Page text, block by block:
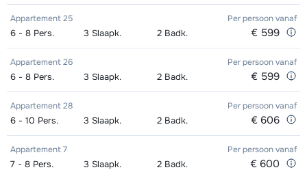
Zilver (Evolution) Schoenen (8
dagen)
afhankelijk
van week
Mini Kid Ski's + Stokken (8 dagen)
afhankelijk
van week
Mini Kid Schoenen (8 dagen)
afhankelijk
middags - Gemiddeld (1-3 weken)
Groepsles ski Volwassene 's
middags- Gevorderd (min. 3 weken)
van week
Groepsles ski Kind (5 - 13 jaar) 's
middags - Beginner (0-1 week)
afhankelijk
van week
Groepsles ski Kind (5 - 13 jaar) 's
middags - Gemiddeld (2-4 weken)
afhankelijk
van week
Appartement 25 Per persoonvanaf
6 - 8 Pers. 3 Slaapk. 2 Badk. € 599
Appartement 26 Per persoonvanaf
6 - 8 Pers. 3 Slaapk. 2 Badk. € 599
Appartement 28 Per persoonvanaf
6 - 10 Pers. 3 Slaapk. 2 Badk. € 606
Appartement 7 Per persoonvanaf
7 - 8 Pers. 3 Slaapk. 2 Badk. € 600